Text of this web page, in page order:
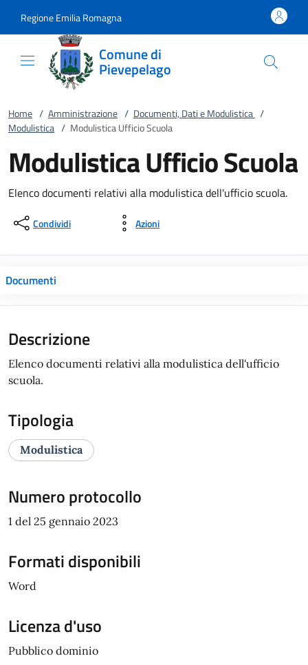
Regione Emilia Romagna
Comune di
Pievepelago
Home / Amministrazione / Documenti, Dati e Modulistica /
Modulistica / Modulistica Ufficio Scuola
Modulistica Ufficio Scuola
Elenco documenti relativi alla modulistica dell'ufficio scuola.
Condividi Azioni
Documenti
Descrizione
Elenco documenti relativi alla modulistica dell'ufficio
scuola.
Tipologia
Modulistica
Numero protocollo
1 del 25 gennaio 2023
Formati disponibili
Word
Licenza d'uso
Pubblico dominio